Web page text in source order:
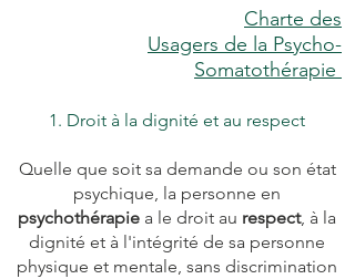
Charte des
Usagers de la Psycho-
Somatothérapie
Droit à la dignité et au respect
Quelle que soit sa demande ou son état
psychique, la personne en
psychothérapie a le droit au respect, à la
dignité et à l'intégrité de sa personne
physique et mentale, sans discrimination